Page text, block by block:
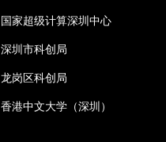
国家超级计算深圳中心
深圳市科创局
龙岗区科创局
香港中文大学（深圳）